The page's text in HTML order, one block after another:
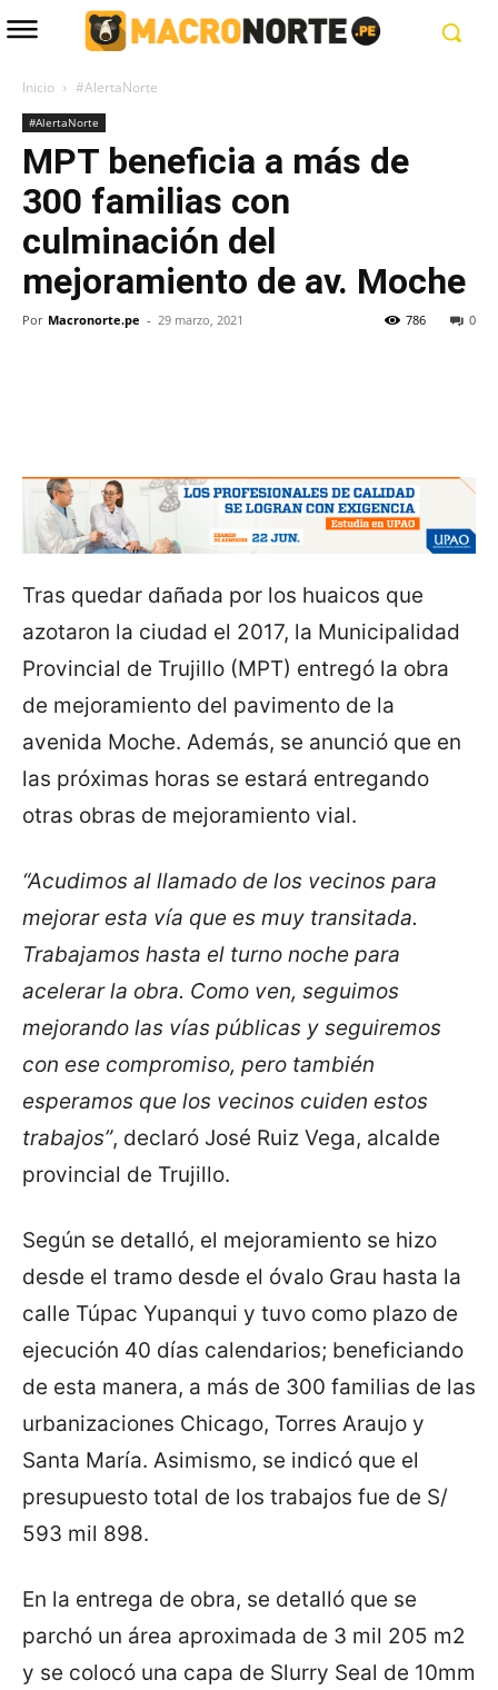
Inicio #AlertaNorte
#AlertaNorte
MPT beneficia a más de
300 familias con
culminación del
mejoramiento de av. Moche
Por Macronorte.pe - 29 marzo, 2021 0
786
Tras quedar dañada por los huaicos que
azotaron la ciudad el 2017, la Municipalidad
Provincial de Trujillo (MPT) entregó la obra
de mejoramiento del pavimento de la
avenida Moche. Además, se anunció que en
las próximas horas se estará entregando
otras obras de mejoramiento vial.
“Acudimos al llamado de los vecinos para
mejorar esta vía que es muy transitada.
Trabajamos hasta el turno noche para
acelerar la obra. Como ven, seguimos
mejorando las vías públicas y seguiremos
con ese compromiso, pero también
esperamos que los vecinos cuiden estos
trabajos”, declaró José Ruiz Vega, alcalde
provincial de Trujillo.
Según se detalló, el mejoramiento se hizo
desde el tramo desde el óvalo Grau hasta la
calle Túpac Yupanqui y tuvo como plazo de
ejecución 40 días calendarios; beneficiando
de esta manera, a más de 300 familias de las
urbanizaciones Chicago, Torres Araujo y
Santa María. Asimismo, se indicó que el
presupuesto total de los trabajos fue de S/
593 mil 898.
En la entrega de obra, se detalló que se
parchó un área aproximada de 3 mil 205 m2
y se colocó una capa de Slurry Seal de 10mm